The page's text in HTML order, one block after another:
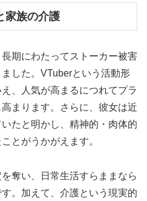
家族の介護
期にわたってストーカー被害
した。VTuberという活動形
、人気が高まるにつれてプラ
まります。さらに、彼女は近
たと明かし、精神的・肉体的
とがうかがえます。
奪い、日常生活すらままなら
。加えて、介護という現実的